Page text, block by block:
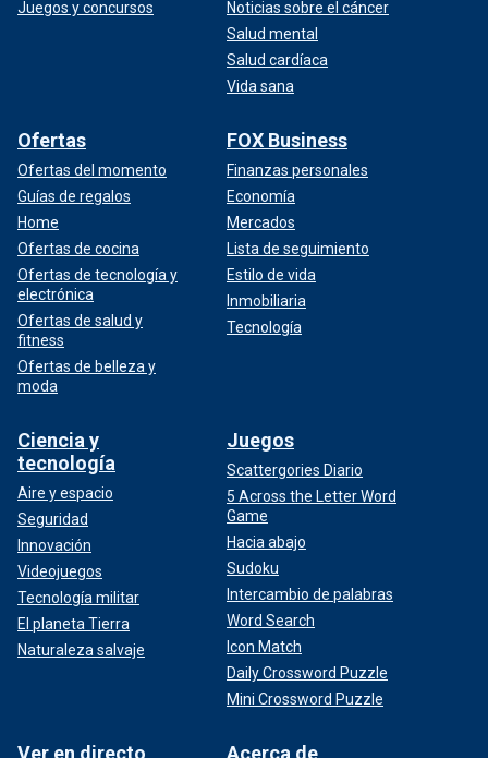
Juegos y concursos
Noticias sobre el cáncer
Salud mental
Salud cardíaca
Vida sana
Ofertas
Ofertas del momento
Guías de regalos
Home
Ofertas de cocina
Ofertas de tecnología y
electrónica
Ofertas de salud y
fitness
Ofertas de belleza y
moda
FOX Business
Finanzas personales
Economía
Mercados
Lista de seguimiento
Estilo de vida
Inmobiliaria
Tecnología
Ciencia y
tecnología
Aire y espacio
Seguridad
Innovación
Videojuegos
Tecnología militar
El planeta Tierra
Naturaleza salvaje
Juegos
Scattergories Diario
5 Across the Letter Word
Game
Hacia abajo
Sudoku
Intercambio de palabras
Word Search
Icon Match
Daily Crossword Puzzle
Mini Crossword Puzzle
Ver en directo Acerca de